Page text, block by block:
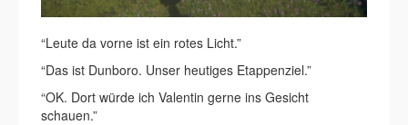
“Leute da vorne ist ein rotes Licht.”
“Das ist Dunboro. Unser heutiges Etappenziel.”
“OK. Dort würde ich Valentin gerne ins Gesicht
schauen.”